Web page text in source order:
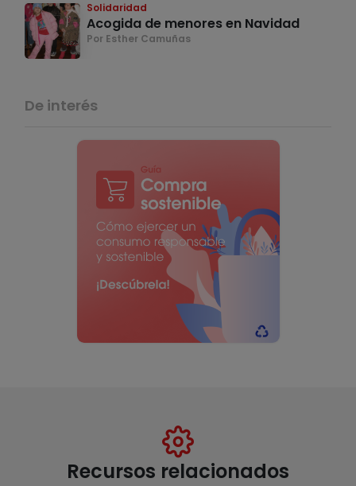
Solidaridad
Acogida de menores en Navidad
Por Esther Camuñas
De interés
Recursos relacionados